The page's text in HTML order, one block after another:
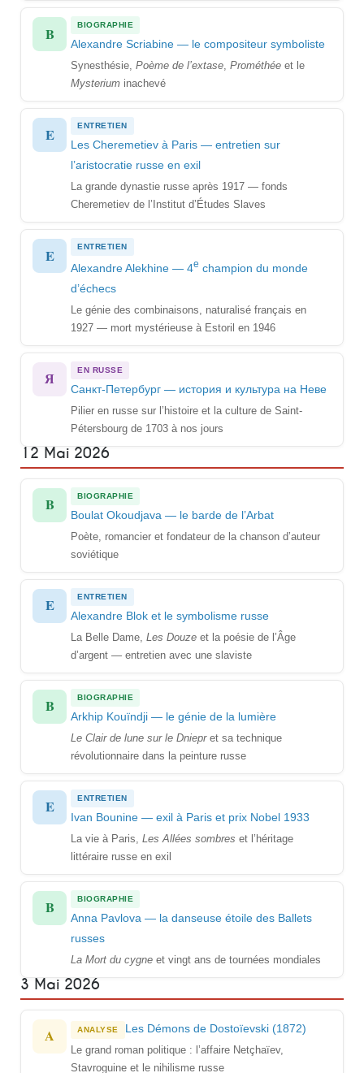
B BIOGRAPHIE
Alexandre Scriabine — le compositeur symboliste
Synesthésie, Poème de l’extase, Prométhée et le
Mysterium inachevé
E ENTRETIEN
Les Cheremetiev à Paris — entretien sur
l’aristocratie russe en exil
La grande dynastie russe après 1917 — fonds
Cheremetiev de l’Institut d’Études Slaves
E ENTRETIEN
Alexandre Alekhine — 4e champion du monde
d’échecs
Le génie des combinaisons, naturalisé français en
1927 — mort mystérieuse à Estoril en 1946
Я EN RUSSE
Санкт-Петербург — история и культура на Неве
Pilier en russe sur l’histoire et la culture de Saint-
Pétersbourg de 1703 à nos jours
12 Mai 2026
B BIOGRAPHIE
Boulat Okoudjava — le barde de l’Arbat
Poète, romancier et fondateur de la chanson d’auteur
soviétique
E ENTRETIEN
Alexandre Blok et le symbolisme russe
La Belle Dame, Les Douze et la poésie de l’Âge
d’argent — entretien avec une slaviste
B BIOGRAPHIE
Arkhip Kouïndji — le génie de la lumière
Le Clair de lune sur le Dniepret sa technique
révolutionnaire dans la peinture russe
E ENTRETIEN
Ivan Bounine — exil à Paris et prix Nobel 1933
La vie à Paris, Les Allées sombres et l’héritage
littéraire russe en exil
B BIOGRAPHIE
Anna Pavlova — la danseuse étoile des Ballets
russes
La Mort du cygne et vingt ans de tournées mondiales
3 Mai 2026
A ANALYSE Les Démons de Dostoïevski (1872)
Le grand roman politique : l’affaire Netçhaïev,
Stavroguine et le nihilisme russe